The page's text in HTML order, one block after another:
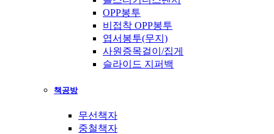
OPP봉투
비접착 OPP봉투
엽서봉투(무지)
사원증목걸이/집게
슬라이드 지퍼백
책공방
무선책자
중철책자